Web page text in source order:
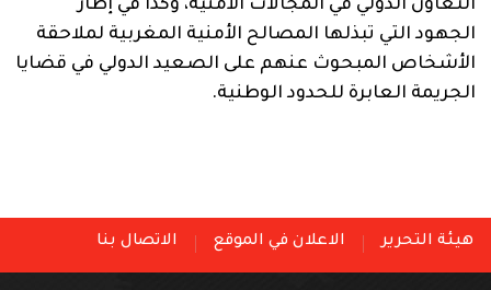
التعاون الدولي في المجالات الأمنية، وكذا في إطار
الجهود التي تبذلها المصالح الأمنية المغربية لملاحقة
الأشخاص المبحوث عنهم على الصعيد الدولي في قضايا
الجريمة العابرة للحدود الوطنية.
هيئة التحرير الاعلان في الموقع الاتصال بنا